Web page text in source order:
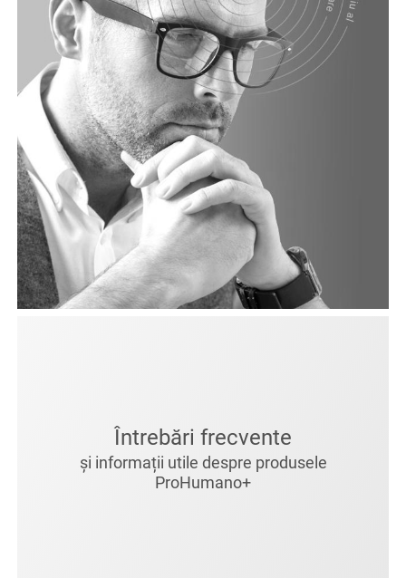
Întrebări frecvente
și informații utile despre produsele
ProHumano+